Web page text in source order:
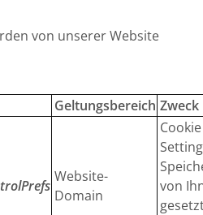
von unserer Website
Geltungsbereich Zweck
Website-
Domain
Cookie
von